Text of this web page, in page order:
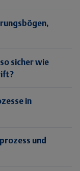
sicher wie
in
und